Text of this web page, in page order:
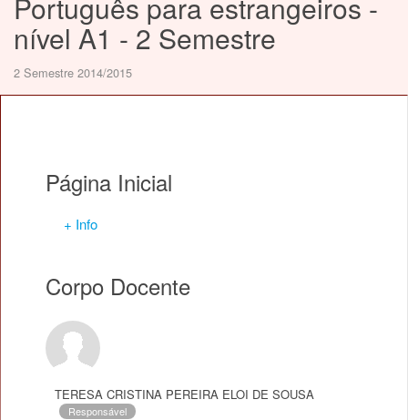
nível A1 - 2 Semestre
2 Semestre 2014/2015
Página Inicial
+ Info
Corpo Docente
TERESA CRISTINA PEREIRA ELOI DE SOUSA
Responsável